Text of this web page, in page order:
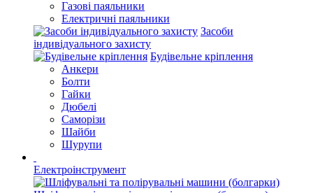
Газові паяльники
Електричні паяльники
Засоби
індивідуального захисту
Будівельне кріплення
Анкери
Болти
Гайки
Дюбелі
Саморізи
Шайби
Шурупи
Електроінструмент